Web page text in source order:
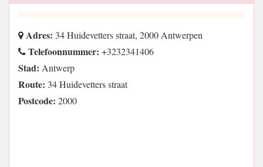
Adres: 34 Huidevetters straat, 2000 Antwerpen
Telefoonnummer: +3232341406
Stad: Antwerp
Route: 34 Huidevetters straat
Postcode: 2000